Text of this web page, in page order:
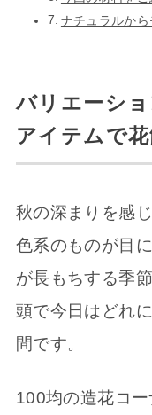
ナチュラルか
バリエーシ
アイテムで花
秋の深まりを感
色系のものが目
が長もちする季
頭で今日はどれ
間です。
100均の造花コ